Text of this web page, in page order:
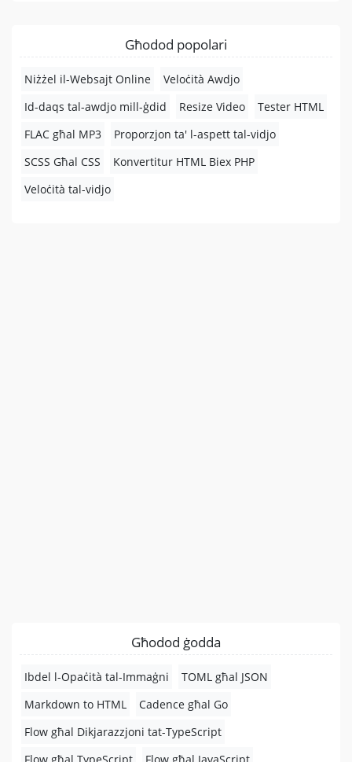
Għodod popolari
Niżżel il-Websajt Online
Veloċità Awdjo
Id-daqs tal-awdjo mill-ġdid
Resize Video
Tester HTML
FLAC għal MP3
Proporzjon ta' l-aspett tal-vidjo
SCSS Għal CSS
Konvertitur HTML Biex PHP
Veloċità tal-vidjo
Għodod ġodda
Ibdel l-Opaċità tal-Immaġni
TOML għal JSON
Markdown to HTML
Cadence għal Go
Flow għal Dikjarazzjoni tat-TypeScript